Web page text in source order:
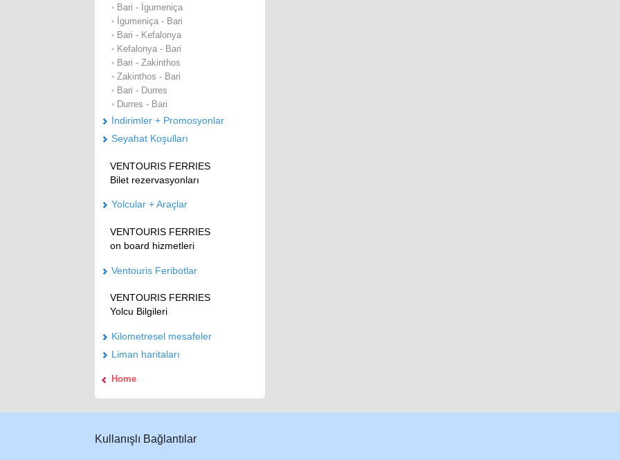
• Bari - İgumeniça
• İgumeniça - Bari
• Bari - Kefalonya
• Kefalonya - Bari
• Bari - Zakinthos
• Zakinthos - Bari
• Bari - Durres
• Durres - Bari
İndirimler + Promosyonlar
Seyahat Koşulları
VENTOURIS FERRIES
Bilet rezervasyonları
Yolcular + Araçlar
VENTOURIS FERRIES
on board hizmetleri
Ventouris Feribotlar
VENTOURIS FERRIES
Yolcu Bilgileri
Kilometresel mesafeler
Liman haritaları
Home
Κullanışlı Βağlantılar